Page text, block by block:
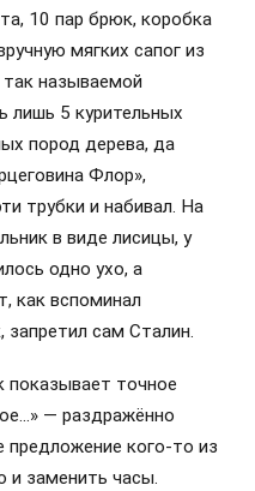
10 пар брюк, коробка
мягких сапог из
называемой
лишь 5 курительных
пород дерева, да
Флор»,
трубки и набивал. На
в виде лисицы, у
одно ухо, а
как вспоминал
запретил сам Сталин.
показывает точное
— раздражённо
предложение кого-то из
и заменить часы.